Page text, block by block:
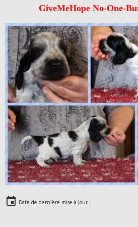
GiveMeHope No-One-
Date de dernière mise à jour :